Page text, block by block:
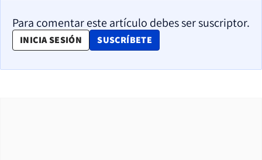
Para comentar este artículo debes ser suscriptor.
INICIA SESIÓN SUSCRÍBETE
OPENS IN NEW WINDOW